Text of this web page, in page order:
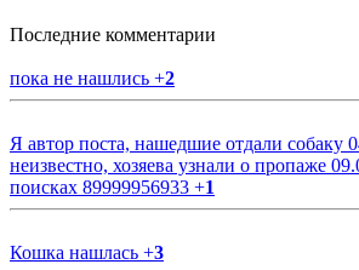
Последние комментарии
пока не нашлись +2
Я автор поста, нашедшие отдали собаку
неизвестно, хозяева узнали о пропаже
поисках 89999956933 +1
Кошка нашлась +3